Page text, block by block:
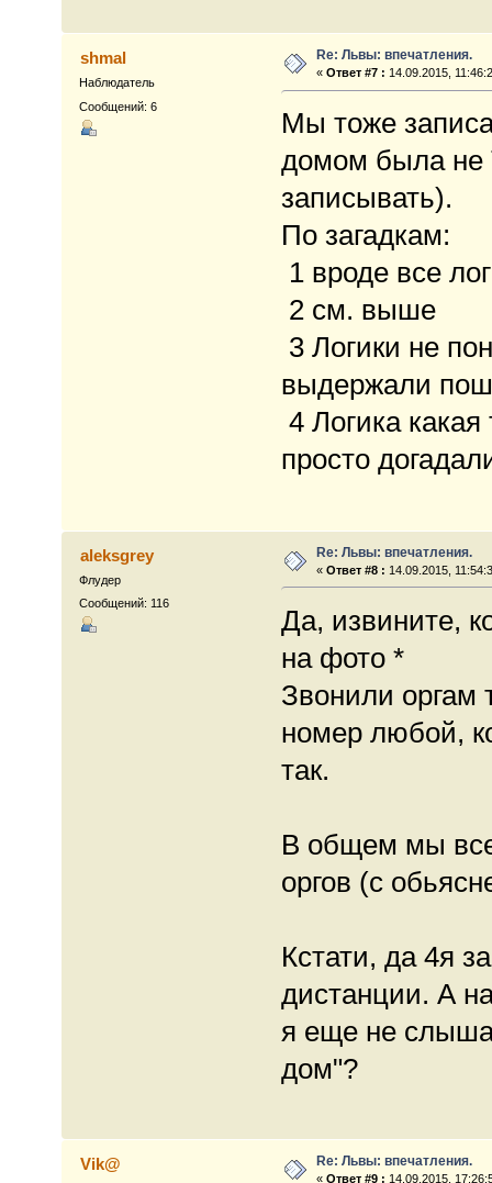
shmal
Наблюдатель
Сообщений: 6
Re: Львы: впечатления.
«Ответ #7 : 14.09.2015,
Мы тоже
домом была не
записывать).
По загадкам:
1 вроде все
2 см. выше
3 Логики не
выдержали
4 Логика
просто
aleksgrey
Флудер
Сообщений: 116
Re: Львы: впечатления.
«Ответ #8 : 14.09.2015,
Да, извините,
на фото *
Звонили оргам
номер любой,
так.
В общем мы все
оргов (с
Кстати, да 4я
дистанции. А
я еще не
дом"?
Vik@ Re: Львы: впечатления.
«Ответ #9 : 14.09.2015,